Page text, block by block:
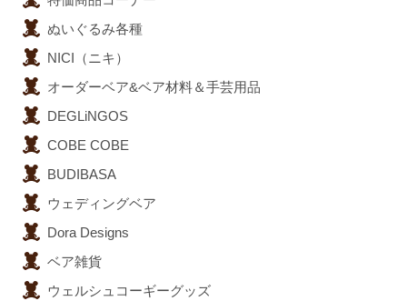
ぬいぐるみ各種
NICI（ニキ）
オーダーベア&ベア材料＆手芸用品
DEGLiNGOS
COBE COBE
BUDIBASA
ウェディングベア
Dora Designs
ベア雑貨
ウェルシュコーギーグッズ